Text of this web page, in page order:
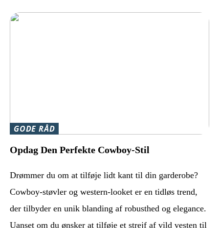
GODE RÅD
Opdag Den Perfekte Cowboy-Stil
Drømmer du om at tilføje lidt kant til din garderobe?
Cowboy-støvler og western-looket er en tidløs trend,
der tilbyder en unik blanding af robusthed og elegance.
Uanset om du ønsker at tilføje et strejf af vild vesten til